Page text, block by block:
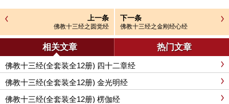
上一条
佛教十三经之圆觉经
下一条
佛教十三经之金刚经心经
相关文章 热门文章
佛教十三经(全套装全12册) 四十二章经
佛教十三经(全套装全12册) 金光明经
佛教十三经(全套装全12册) 楞伽经